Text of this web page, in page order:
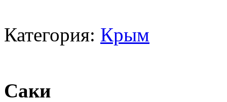
Категория: Крым
Саки